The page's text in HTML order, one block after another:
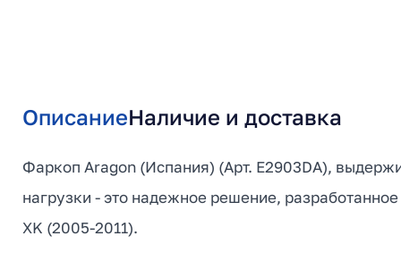
ОписаниеНаличие и доставка
Фаркоп Aragon (Испания) (Арт. E2903DA),
нагрузки - это надежное решение,
XK (2005-2011).